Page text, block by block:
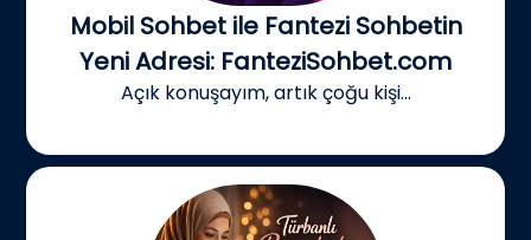
Mobil Sohbet ile Fantezi Sohbetin
Yeni Adresi: FanteziSohbet.com
Açık konuşayım, artık çoğu kişi...